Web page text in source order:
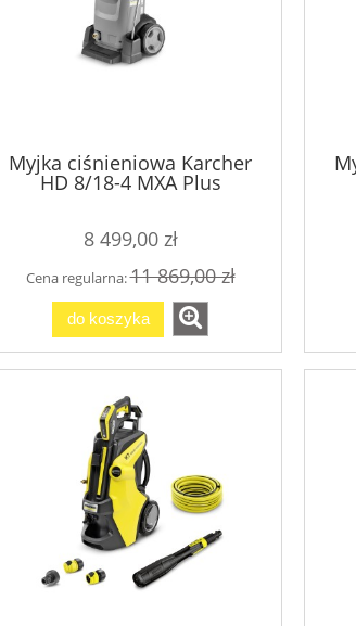
Myjka ciśnieniowa Karcher
HD 8/18-4 MXA Plus
8 499,00 zł
Cena regularna:11 869,00 zł
do koszyka